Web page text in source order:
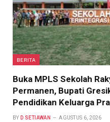
BERITA
Buka MPLS Sekolah
Permanen, Bupati
Pendidikan Keluarga
BY D SETIAWAN AGUSTUS 6, 2026